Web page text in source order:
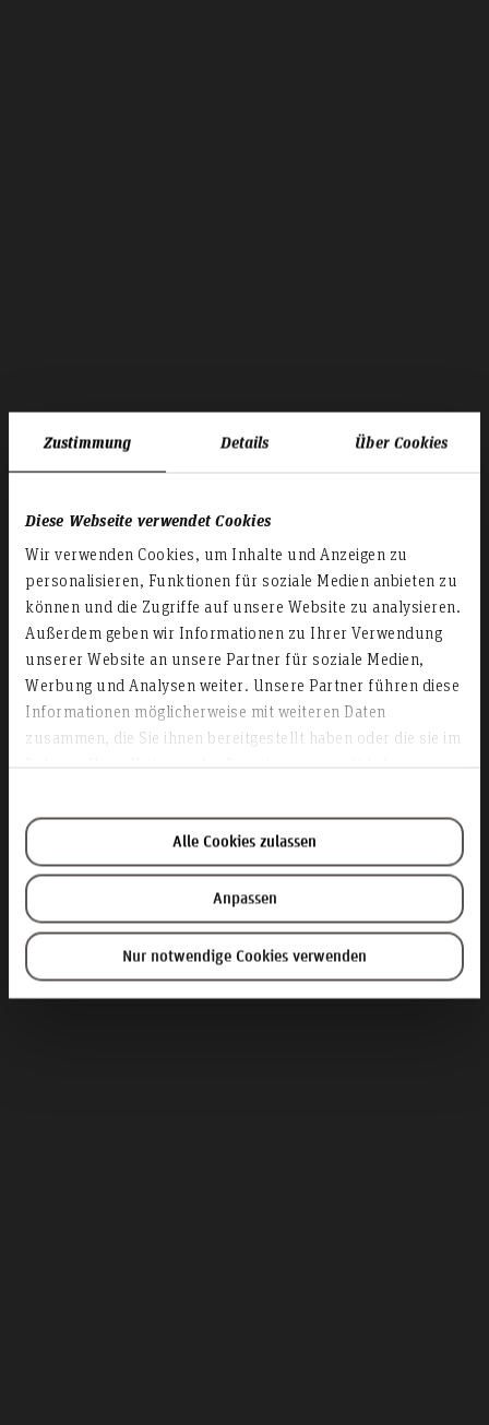
Zustimmung Details Über Cookies
Diese Webseite verwendet Cookies
Wir verwenden Cookies, um Inhalte und Anzeigen zu
personalisieren, Funktionen für soziale Medien anbieten zu
können und die Zugriffe auf unsere Website zu analysieren.
Außerdem geben wir Informationen zu Ihrer Verwendung
unserer Website an unsere Partner für soziale Medien,
Werbung und Analysen weiter. Unsere Partner führen diese
Informationen möglicherweise mit weiteren Daten
zusammen, die Sie ihnen bereitgestellt haben oder die sie im
Alle Cookies zulassen
Anpassen
Nur notwendige Cookies verwenden
Studierende mit Kind